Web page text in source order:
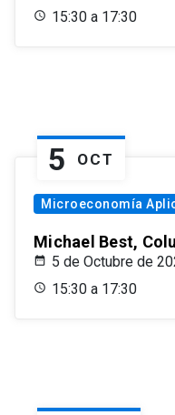
15:30 a 17:30
5 OCT
Microeconomía
Michael Best,
5 de Octubre de
15:30 a 17:30